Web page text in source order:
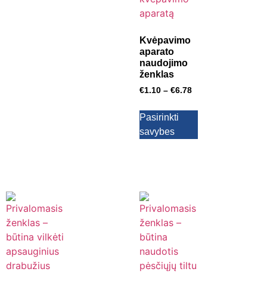
Kvėpavimo
aparato
naudojimo
ženklas
€1.10 – €6.78
Pasirinkti
savybes